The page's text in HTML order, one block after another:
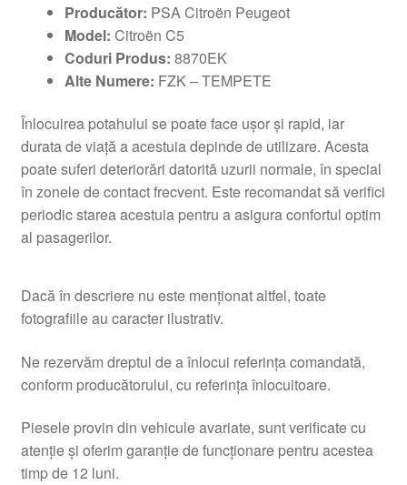
Producător: PSA Citroën Peugeot
Model: Citroën C5
Coduri Produs: 8870EK
Alte Numere: FZK – TEMPETE
Înlocuirea potahului se poate face ușor și rapid, iar
durata de viață a acestuia depinde de utilizare. Acesta
poate suferi deteriorări datorită uzurii normale, în special
în zonele de contact frecvent. Este recomandat să verifici
periodic starea acestuia pentru a asigura confortul optim
al pasagerilor.
Dacă în descriere nu este menționat altfel, toate
fotografiile au caracter ilustrativ.
Ne rezervăm dreptul de a înlocui referința comandată,
conform producătorului, cu referința înlocuitoare.
Piesele provin din vehicule avariate, sunt verificate cu
atenție și oferim garanție de funcționare pentru acestea
timp de 12 luni.